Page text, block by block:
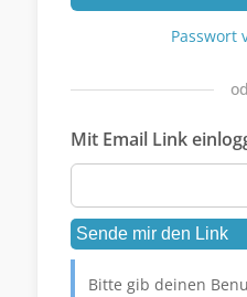
Passwort
Mit Email Link
Bitte gib deinen